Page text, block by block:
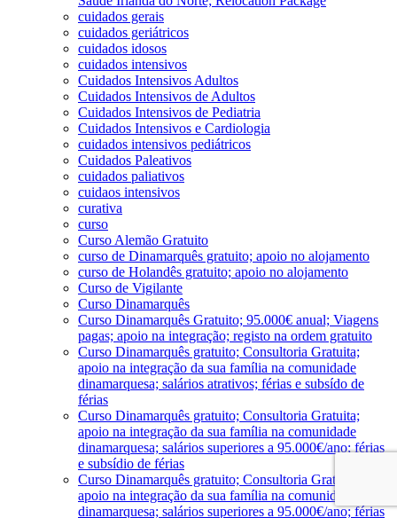
cuidados gerais
cuidados geriátricos
cuidados idosos
cuidados intensivos
Cuidados Intensivos Adultos
Cuidados Intensivos de Adultos
Cuidados Intensivos de Pediatria
Cuidados Intensivos e Cardiologia
cuidados intensivos pediátricos
Cuidados Paleativos
cuidados paliativos
cuidaos intensivos
curativa
curso
Curso Alemão Gratuito
curso de Dinamarquês gratuito; apoio no alojamento
curso de Holandês gratuito; apoio no alojamento
Curso de Vigilante
Curso Dinamarquês
Curso Dinamarquês Gratuito; 95.000€ anual; Viagens
pagas; apoio na integração; registo na ordem gratuito
Curso Dinamarquês gratuito; Consultoria Gratuita;
apoio na integração da sua família na comunidade
dinamarquesa; salários atrativos; férias e subsído de
férias
Curso Dinamarquês gratuito; Consultoria Gratuita;
apoio na integração da sua família na comunidade
dinamarquesa; salários superiores a 95.000€/ano; férias
e subsídio de férias
Curso Dinamarquês gratuito; Consultoria Gratuita;
apoio na integração da sua família na comunidade
dinamarquesa; salários superiores a 95.000€/ano; férias